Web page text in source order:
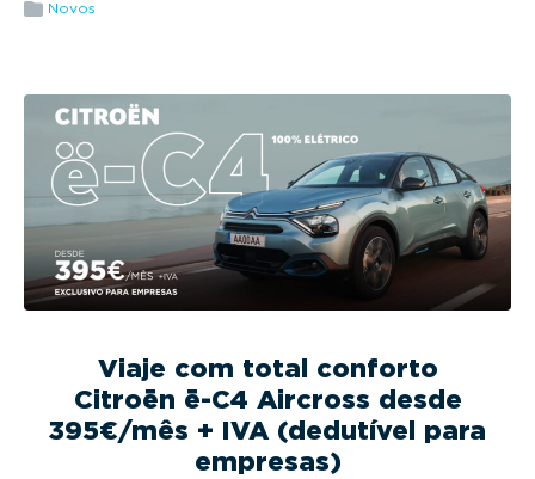
g
i
n
Novos
Viaje com total conforto
Citroën ë-C4 Aircross desde
395€/mês + IVA (dedutível para
empresas)